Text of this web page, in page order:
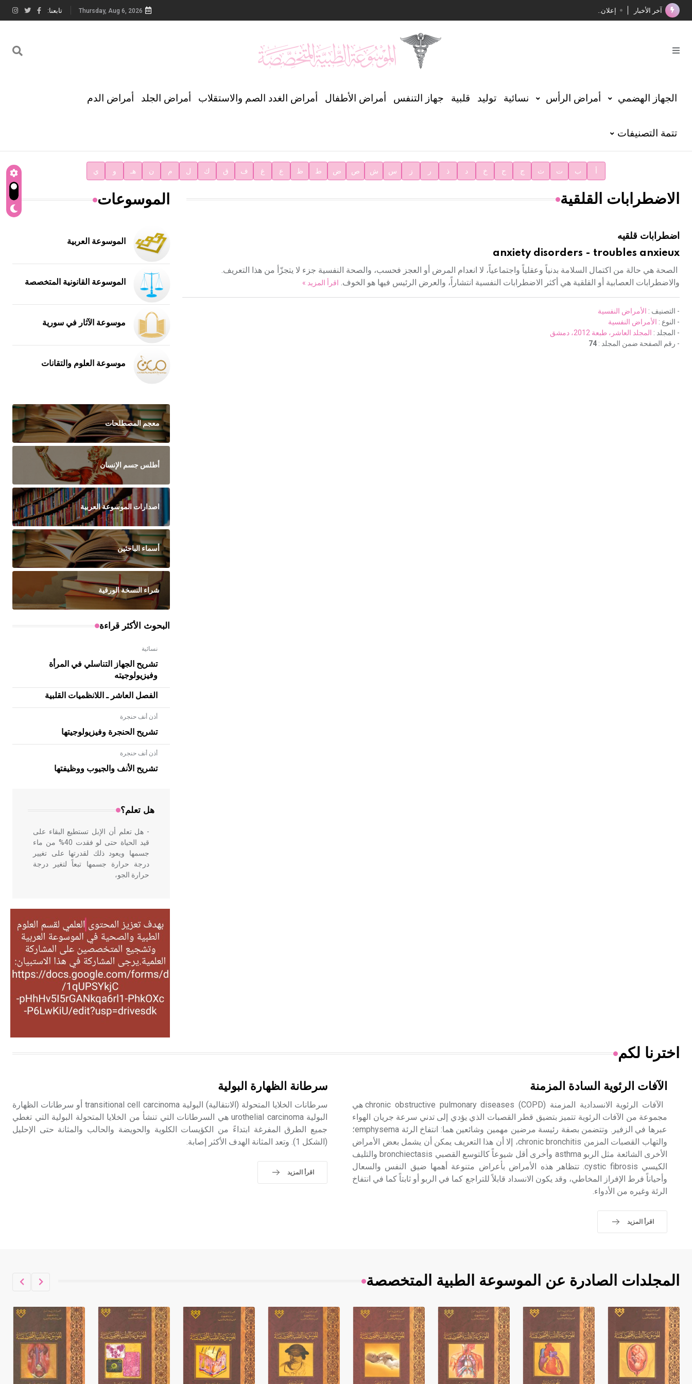
آخر الأخبار إعلان..
توصيات مجلس الإدارة
الأستاذ إياد خالد الطباع مدير عام لهيئة الموسوعة العربية
Thursday, Aug 6, 2026 تابعنا:
الجهاز الهضمي أمراض الرأس نسائية توليد قلبية جهاز التنفس أمراض الأطفال أمراض الغدد الصم والاستقلاب أمراض الجلد أمراض الدم
تتمة التصنيفات
ب ت ث ج ح خ د ذ ر ز س ش ص ض ط ظ ع غ ف ق ك ل م ن هـ و ي
الاضطرابات القلقية
اضطرابات قلقيه
anxiety disorders - troubles anxieux
الصحة هي حالة من اكتمال السلامة بدنياً وعقلياً واجتماعياً، لا انعدام المرض أو العجز فحسب، والصحة النفسية جزء لا يتجزّأ من هذا التعريف.
والاضطرابات العصابية أو القلقية هي أكثر الاضطرابات النفسية انتشاراً، والعرض الرئيس فيها هو الخوف. اقرأ المزيد »
- التصنيف : الأمراض النفسية
- النوع : الأمراض النفسية
- المجلد : المجلد العاشر، طبعة 2012، دمشق
- رقم الصفحة ضمن المجلد : 74
الموسوعات
الموسوعة العربية
الموسوعة القانونية المتخصصة
موسوعة الآثار في سورية
موسوعة العلوم والتقانات
معجم المصطلحات
أطلس جسم الإنسان
اصدارات الموسوعة العربية
أسماء الباحثين
شراء النسخة الورقية
البحوث الأكثر قراءة
نسائية
تشريح الجهاز التناسلي في المرأة
وفيزيولوجيته
الفصل العاشر ـ اللانظميات القلبية
أذن أنف حنجرة
تشريح الحنجرة وفيزيولوجيتها
أذن أنف حنجرة
تشريح الأنف والجيوب ووظيفتها
هل تعلم؟
- هل تعلم أن الأبلق نوع من الفنون
الهندسية التي ارتبطت بالعمارة الإسلامية
في بلاد الشام ومصر خاصة، حيث يحرص
- هل تعلم أن الإبل تستطيع البقاء على
قيد الحياة حتى لو فقدت 40% من ماء
جسمها ويعود ذلك لقدرتها على تغيير
درجة حرارة جسمها تبعاً لتغير درجة
حرارة الجو،
- هل تعلم أن أبقراط كتب في الطب
أربعة مؤلفات هي: الحكم، الأدلة، تنظيم
التغذية، ورسالته في جروح الرأس.
ويعود له الفضل بأنه حرر الطب من
الدين والفلسفة.
- هل تعلم أن المرجان إفراز حيواني
يتكون في البحر ويتركب من مادة
كربونات الكلسيوم، وهو أحمر أو شديد
الحمرة وهو أجود أنواعه، ويمتاز بكبر
الإنكليزية أب
اخترنا لكم
الآفات الرئوية السادة المزمنة
الآفات الرئوية الانسدادية المزمنة chronic obstructive pulmonary diseases (COPD) هي
مجموعة من الآفات الرئوية تتميز بتضيق قطر القصبات الذي يؤدي إلى تدني سرعة جريان الهواء
عبرها في الزفير. وتتضمن بصفة رئيسة مرضين مهمين وشائعين هما: انتفاخ الرئة emphysema؛
والتهاب القصبات المزمن chronic bronchitis، إلا أن هذا التعريف يمكن أن يشمل بعض الأمراض
الأخرى الشائعة مثل الربو asthma وأخرى أقل شيوعاً كالتوسع القصبي bronchiectasis والتليف
الكيسي cystic fibrosis. تتظاهر هذه الأمراض بأعراض متنوعة أهمها ضيق النفس والسعال
وأحياناً فرط الإفراز المخاطي، وقد يكون الانسداد قابلاً للتراجع كما في الربو أو ثابتاً كما في انتفاخ
الرئة وغيره من الأدواء.
اقرأ المزيد
سرطانة الظهارة البولية
سرطانات الخلايا المتحولة (الانتقالية) البولية transitional cell carcinoma أو سرطانات الظهارة
البولية urothelial carcinoma هي السرطانات التي تنشأ من الخلايا المتحولة البولية التي تغطي
جميع الطرق المفرغة ابتداءً من الكؤيسات الكلوية والحويضة والحالب والمثانة حتى الإحليل
(الشكل 1). وتعد المثانة الهدف الأكثر إصابة.
اقرأ المزيد
المجلدات الصادرة عن الموسوعة الطبية المتخصصة